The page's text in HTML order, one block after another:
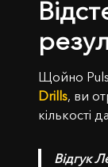
Щойно
Drills, ви
кількості
Відгук